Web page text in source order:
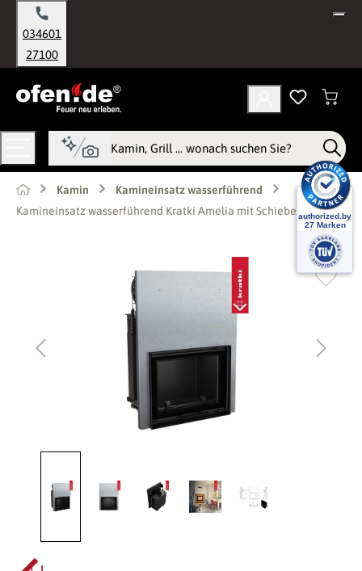
springen
034601
27100
Kamin
Kamineinsatz wasserführend
Kamineinsatz wasserführend Kratki Amelia mit Schiebetür 15 kW